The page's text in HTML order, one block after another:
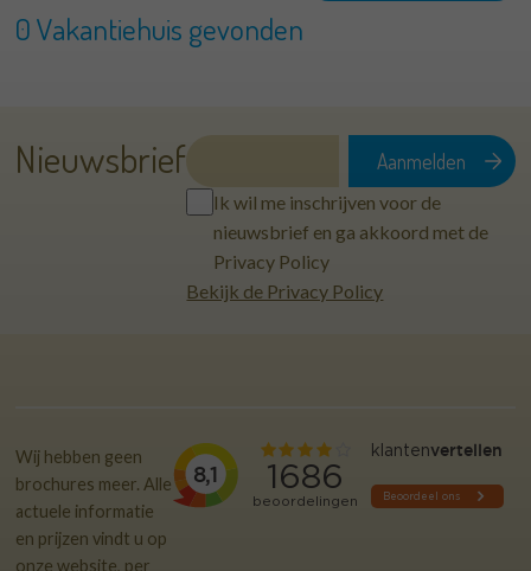
0 Vakantiehuis gevonden
Nieuwsbrief
Ik wil me inschrijven voor de
nieuwsbrief en ga akkoord met de
Privacy Policy
Bekijk de Privacy Policy
Wij hebben geen
brochures meer. Alle
actuele informatie
en prijzen vindt u op
onze website, per